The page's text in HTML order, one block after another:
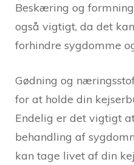
Beskæring og
også vigtigt, da det
forhindre sygdomme
Gødning og
for at holde din
Endelig er det vigtigt
behandling af
kan tage livet af din